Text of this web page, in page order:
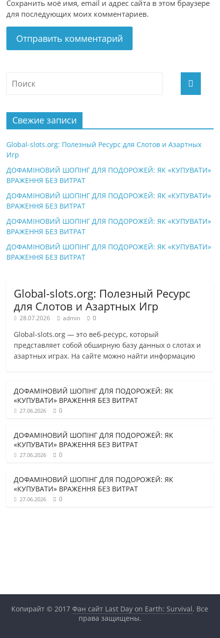
Сохранить моё имя, email и адрес сайта в этом браузере
для последующих моих комментариев.
Свежие записи
Global-slots.org: Полезный Ресурс для Слотов и Азартных
Игр
ДОФАМІНОВИЙ ШОПІНГ ДЛЯ ПОДОРОЖЕЙ: ЯК «КУПУВАТИ»
ВРАЖЕННЯ БЕЗ ВИТРАТ
ДОФАМІНОВИЙ ШОПІНГ ДЛЯ ПОДОРОЖЕЙ: ЯК «КУПУВАТИ»
ВРАЖЕННЯ БЕЗ ВИТРАТ
ДОФАМІНОВИЙ ШОПІНГ ДЛЯ ПОДОРОЖЕЙ: ЯК «КУПУВАТИ»
ВРАЖЕННЯ БЕЗ ВИТРАТ
ДОФАМІНОВИЙ ШОПІНГ ДЛЯ ПОДОРОЖЕЙ: ЯК «КУПУВАТИ»
ВРАЖЕННЯ БЕЗ ВИТРАТ
Global-slots.org: Полезный Ресурс
для Слотов и Азартных Игр
28.07.2026 admin 0
Global-slots.org — это веб-ресурс, который
представляет собой обширную базу данных о слотах и
азартных играх. На сайте можно найти информацию
ДОФАМІНОВИЙ ШОПІНГ ДЛЯ ПОДОРОЖЕЙ: ЯК
«КУПУВАТИ» ВРАЖЕННЯ БЕЗ ВИТРАТ
27.06.2026 0
ДОФАМІНОВИЙ ШОПІНГ ДЛЯ ПОДОРОЖЕЙ: ЯК
«КУПУВАТИ» ВРАЖЕННЯ БЕЗ ВИТРАТ
27.06.2026 0
ДОФАМІНОВИЙ ШОПІНГ ДЛЯ ПОДОРОЖЕЙ: ЯК
«КУПУВАТИ» ВРАЖЕННЯ БЕЗ ВИТРАТ
27.06.2026 0
Копирайт © 2017Фан сайт Last Day on Earth: Survival. Все
права защищены.